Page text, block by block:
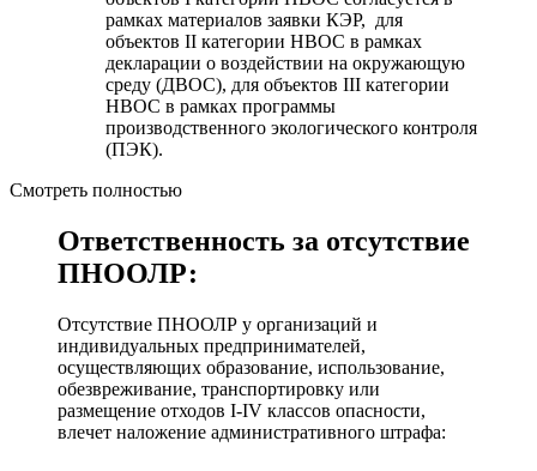
рамках материалов заявки КЭР, для
объектов II категории НВОС в рамках
декларации о воздействии на окружающую
среду (ДВОС), для объектов III категории
НВОС в рамках программы
производственного экологического контроля
(ПЭК).
Смотреть полностью
Ответственность за отсутствие
ПНООЛР:
Отсутствие ПНООЛР у организаций и
индивидуальных предпринимателей,
осуществляющих образование, использование,
обезвреживание, транспортировку или
размещение отходов I-IV классов опасности,
влечет наложение административного штрафа: